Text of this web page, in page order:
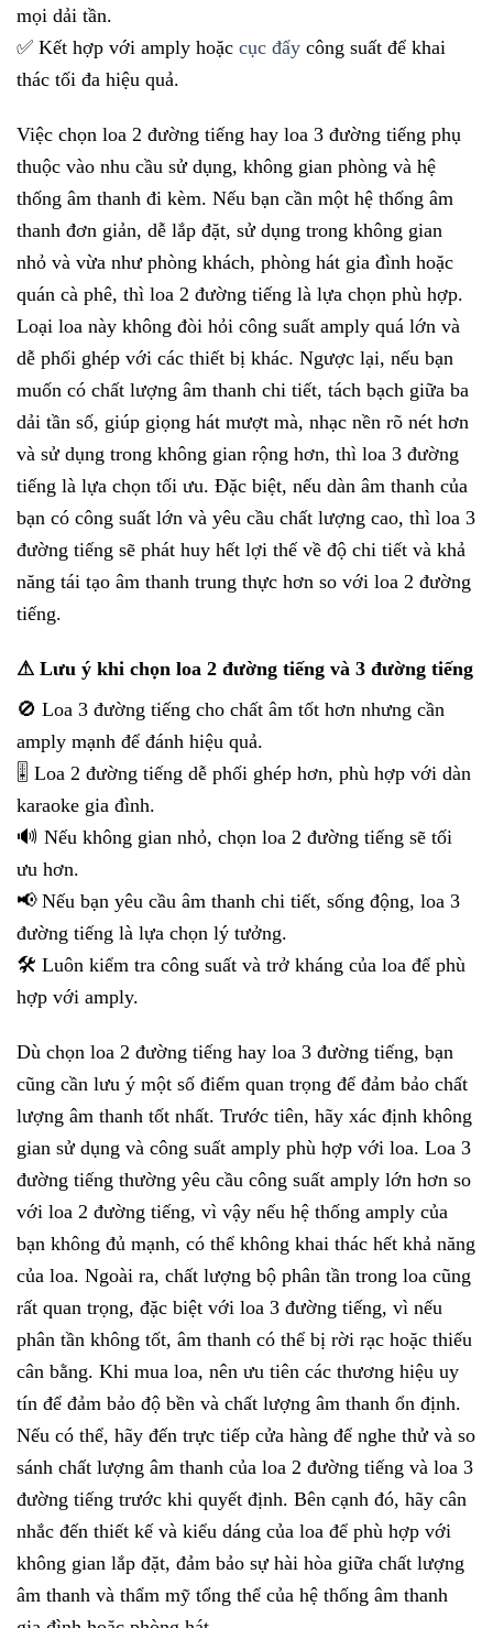
mọi dải tần.
✅ Kết hợp với amply hoặc cục đẩy công suất để khai
thác tối đa hiệu quả.
Việc chọn loa 2 đường tiếng hay loa 3 đường tiếng phụ
thuộc vào nhu cầu sử dụng, không gian phòng và hệ
thống âm thanh đi kèm. Nếu bạn cần một hệ thống âm
thanh đơn giản, dễ lắp đặt, sử dụng trong không gian
nhỏ và vừa như phòng khách, phòng hát gia đình hoặc
quán cà phê, thì loa 2 đường tiếng là lựa chọn phù hợp.
Loại loa này không đòi hỏi công suất amply quá lớn và
dễ phối ghép với các thiết bị khác. Ngược lại, nếu bạn
muốn có chất lượng âm thanh chi tiết, tách bạch giữa ba
dải tần số, giúp giọng hát mượt mà, nhạc nền rõ nét hơn
và sử dụng trong không gian rộng hơn, thì loa 3 đường
tiếng là lựa chọn tối ưu. Đặc biệt, nếu dàn âm thanh của
bạn có công suất lớn và yêu cầu chất lượng cao, thì loa 3
đường tiếng sẽ phát huy hết lợi thế về độ chi tiết và khả
năng tái tạo âm thanh trung thực hơn so với loa 2 đường
tiếng.
⚠ Lưu ý khi chọn loa 2 đường tiếng và 3 đường tiếng
🚫 Loa 3 đường tiếng cho chất âm tốt hơn nhưng cần
amply mạnh để đánh hiệu quả.
🎚 Loa 2 đường tiếng dễ phối ghép hơn, phù hợp với dàn
karaoke gia đình.
🔊 Nếu không gian nhỏ, chọn loa 2 đường tiếng sẽ tối
ưu hơn.
📢 Nếu bạn yêu cầu âm thanh chi tiết, sống động, loa 3
đường tiếng là lựa chọn lý tưởng.
🛠 Luôn kiểm tra công suất và trở kháng của loa để phù
hợp với amply.
Dù chọn loa 2 đường tiếng hay loa 3 đường tiếng, bạn
cũng cần lưu ý một số điểm quan trọng để đảm bảo chất
lượng âm thanh tốt nhất. Trước tiên, hãy xác định không
gian sử dụng và công suất amply phù hợp với loa. Loa 3
đường tiếng thường yêu cầu công suất amply lớn hơn so
với loa 2 đường tiếng, vì vậy nếu hệ thống amply của
bạn không đủ mạnh, có thể không khai thác hết khả năng
của loa. Ngoài ra, chất lượng bộ phân tần trong loa cũng
rất quan trọng, đặc biệt với loa 3 đường tiếng, vì nếu
phân tần không tốt, âm thanh có thể bị rời rạc hoặc thiếu
cân bằng. Khi mua loa, nên ưu tiên các thương hiệu uy
tín để đảm bảo độ bền và chất lượng âm thanh ổn định.
Nếu có thể, hãy đến trực tiếp cửa hàng để nghe thử và so
sánh chất lượng âm thanh của loa 2 đường tiếng và loa 3
đường tiếng trước khi quyết định. Bên cạnh đó, hãy cân
nhắc đến thiết kế và kiểu dáng của loa để phù hợp với
không gian lắp đặt, đảm bảo sự hài hòa giữa chất lượng
âm thanh và thẩm mỹ tổng thể của hệ thống âm thanh